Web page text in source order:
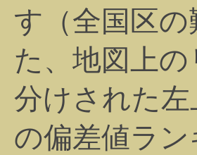
す（全国区
た、地図上
分けされた
の偏差値ラ